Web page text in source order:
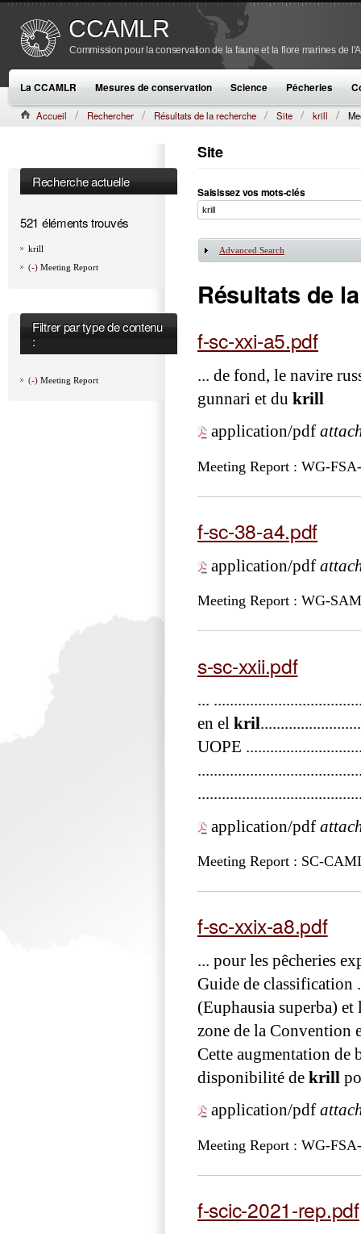
CCAMLR
Commission pour la conservation de la faune et la flore marines de
La CCAMLR Mesures de conservation Science Pêcheries
Accueil Rechercher Résultats de la recherche Site krill
Recherche actuelle
521 éléments trouvés
krill
(-) Meeting Report
Filtrer par type de contenu
:
(-) Meeting Report
Site
Saisissez vos mots-clés
Afficher
Advanced Search
Résultats de
f-sc-xxi-a5.pdf
... de fond, le navire
gunnari et du krill
application/pdf
Meeting Report : WG-
f-sc-38-a4.pdf
application/pdf
Meeting Report : WG-
s-sc-xxii.pdf
...
en el kril
UOPE
application/pdf
Meeting Report : SC-
f-sc-xxix-a8.pdf
... pour les pêcheries
Guide de classification
(Euphausia superba)
zone de la Convention
Cette augmentation de
disponibilité de krill
application/pdf
Meeting Report : WG-
f-scic-2021-rep.pdf